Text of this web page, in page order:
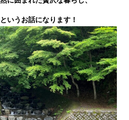
というお話になります！